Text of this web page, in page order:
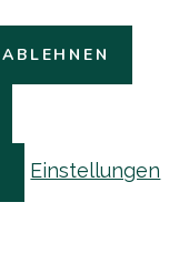
ABLEHNEN
Einstellungen